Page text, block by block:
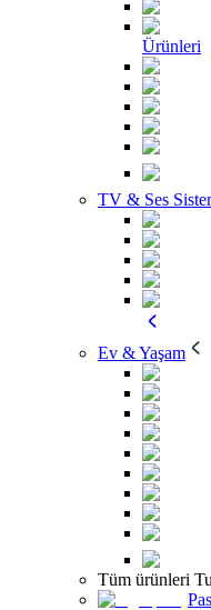
Ürünleri
TV & Ses
Ev & Yaşam
Tüm ürünleri